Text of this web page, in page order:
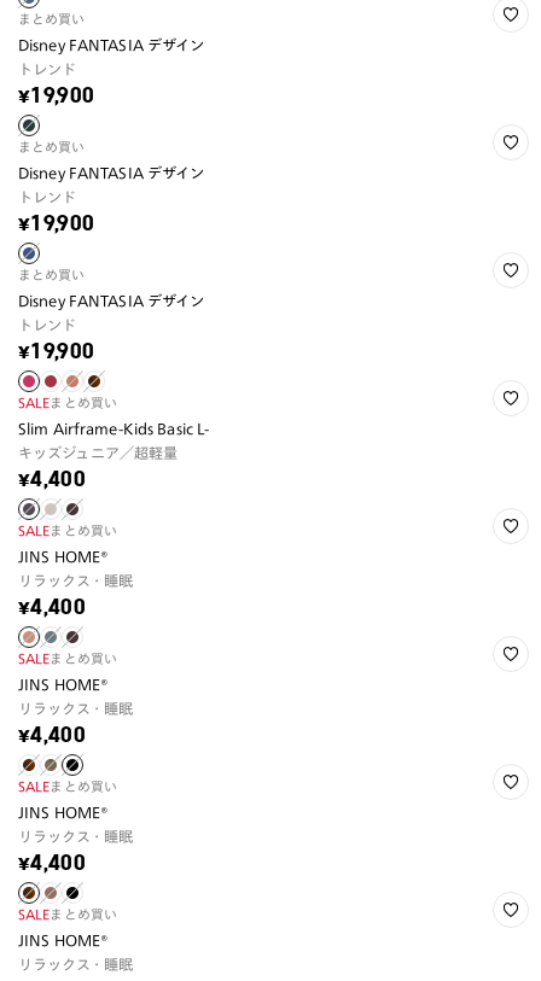
まとめ買い
Disney FANTASIA デザイン
トレンド
¥19,900
まとめ買い
Disney FANTASIA デザイン
トレンド
¥19,900
まとめ買い
Disney FANTASIA デザイン
トレンド
¥19,900
SALEまとめ買い
Slim Airframe-Kids Basic L-
キッズジュニア／超軽量
¥4,400
SALEまとめ買い
JINS HOME®
リラックス・睡眠
¥4,400
SALEまとめ買い
JINS HOME®
リラックス・睡眠
¥4,400
SALEまとめ買い
JINS HOME®
リラックス・睡眠
¥4,400
SALEまとめ買い
JINS HOME®
リラックス・睡眠